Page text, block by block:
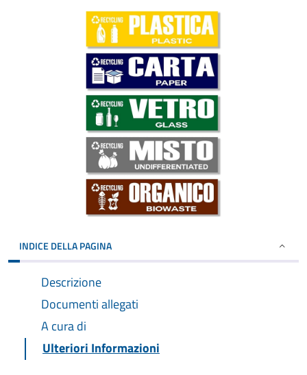
INDICE DELLA PAGINA
Descrizione
Documenti allegati
A cura di
Ulteriori Informazioni